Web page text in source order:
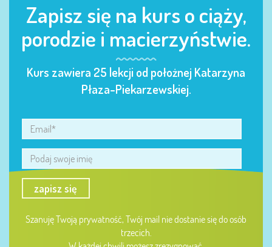
Zapisz się na kurs o ciąży,
porodzie i macierzyństwie.
Kurs zawiera 25 lekcji od położnej Katarzyna
Płaza-Piekarzewskiej.
zapisz się
Szanuję Twoją prywatność, Twój mail nie dostanie się do osób
trzecich.